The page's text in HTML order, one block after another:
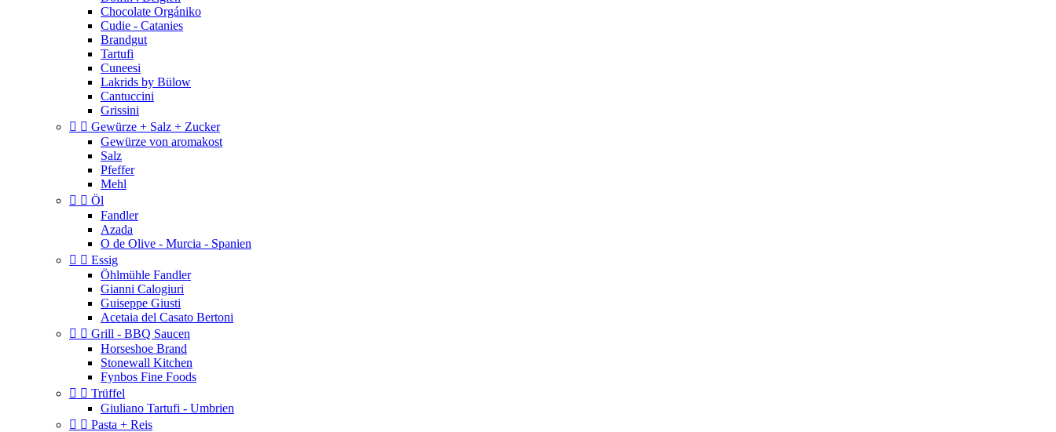
Chocolate Orgániko
Cudie - Catanies
Brandgut
Tartufi
Cuneesi
Lakrids by Bülow
Cantuccini
Grissini
  Gewürze + Salz + Zucker
Gewürze von aromakost
Salz
Pfeffer
Mehl
  Öl
Fandler
Azada
O de Olive - Murcia - Spanien
  Essig
Öhlmühle Fandler
Gianni Calogiuri
Guiseppe Giusti
Acetaia del Casato Bertoni
  Grill - BBQ Saucen
Horseshoe Brand
Stonewall Kitchen
Fynbos Fine Foods
  Trüffel
Giuliano Tartufi - Umbrien
  Pasta + Reis